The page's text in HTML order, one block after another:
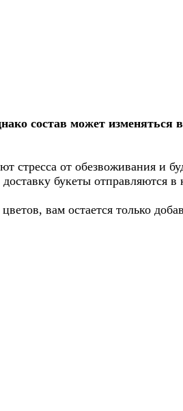
состав может изменяться
стресса от обезвоживания и
букеты отправляются
вам остается только